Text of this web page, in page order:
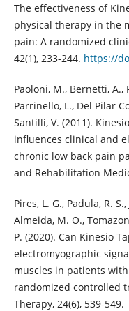
The effectiveness of
physical therapy in the
pain: A randomized
42(1), 233-244. https://
Paoloni, M., Bernetti, A.,
Parrinello, L., Del Pilar
Santilli, V. (2011).
influences clinical and
chronic low back pain
and Rehabilitation
Pires, L. G., Padula, R.
Almeida, M. O.,
P. (2020). Can Kinesio
electromyographic
muscles in patients
randomized controlled
Therapy, 24(6), 539-549.